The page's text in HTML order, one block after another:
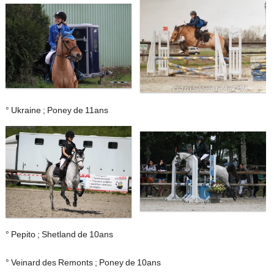
° Ukraine ; Poney de 11ans
° Pepito ; Shetland de 10ans
° Veinard des Remonts ; Poney de 10ans